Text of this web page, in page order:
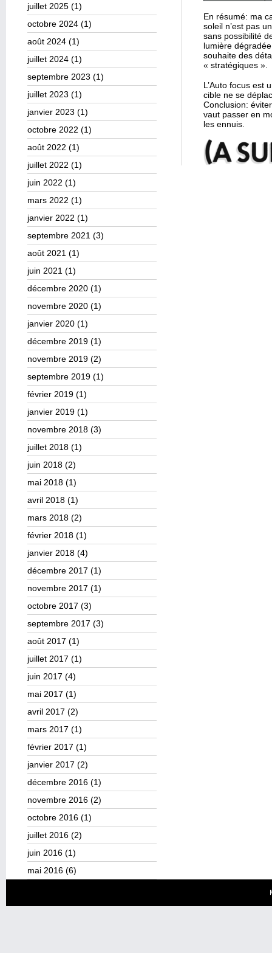
juillet 2025 (1)
octobre 2024 (1)
août 2024 (1)
juillet 2024 (1)
septembre 2023 (1)
juillet 2023 (1)
janvier 2023 (1)
octobre 2022 (1)
août 2022 (1)
juillet 2022 (1)
juin 2022 (1)
mars 2022 (1)
janvier 2022 (1)
septembre 2021 (3)
août 2021 (1)
juin 2021 (1)
décembre 2020 (1)
novembre 2020 (1)
janvier 2020 (1)
décembre 2019 (1)
novembre 2019 (2)
septembre 2019 (1)
février 2019 (1)
janvier 2019 (1)
novembre 2018 (3)
juillet 2018 (1)
juin 2018 (2)
mai 2018 (1)
avril 2018 (1)
mars 2018 (2)
février 2018 (1)
janvier 2018 (4)
décembre 2017 (1)
novembre 2017 (1)
octobre 2017 (3)
septembre 2017 (3)
août 2017 (1)
juillet 2017 (1)
juin 2017 (4)
mai 2017 (1)
avril 2017 (2)
mars 2017 (1)
février 2017 (1)
janvier 2017 (2)
décembre 2016 (1)
novembre 2016 (2)
octobre 2016 (1)
juillet 2016 (2)
juin 2016 (1)
mai 2016 (6)
En résumé: ma
soleil n’est pas
sans possibilité
lumière
souhaite des
« stratégiques ».
L’Auto focus est
cible ne se
Conclusion:
vaut passer en
les ennuis.